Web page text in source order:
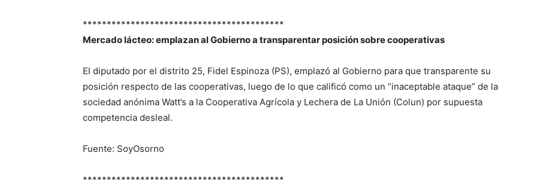
******************************************
Mercado lácteo: emplazan al Gobierno a transparentar posición sobre cooperativas
El diputado por el distrito 25, Fidel Espinoza (PS), emplazó al Gobierno para que transparente su
posición respecto de las cooperativas, luego de lo que calificó como un “inaceptable ataque” de la
sociedad anónima Watt’s a la Cooperativa Agrícola y Lechera de La Unión (Colun) por supuesta
competencia desleal.
Fuente: SoyOsorno